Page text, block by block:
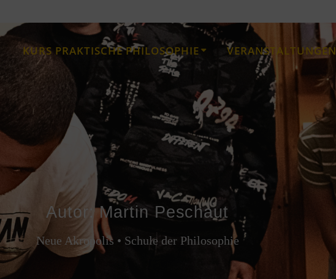
KURS PRAKTISCHE PHILOSOPHIE VERANSTALTUNGEN
Autor:Martin Peschaut
Neue Akropolis • Schule der Philosophie